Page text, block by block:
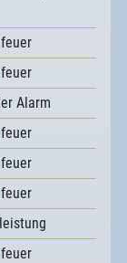
Alarm